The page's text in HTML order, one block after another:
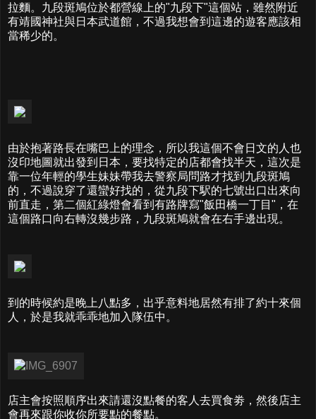
拉麵。九段斑鳩位於都營線上的"九段下"這個站，雖然附近
有靖國神社與日本武道館，不過我想會到這邊的遊客應該相
當稀少的。
由於抱著路長在嘴巴上的理念，所以我這個不會日文的人也
沒印地圖就出發到日本，要找特定的店都會找半天，這次是
靠一位年輕的學生妹妹帶我去警察局問路才找到九段斑鳩
的，不過說穿了還蠻好找的，從九段下駅的七號出口出來向
前直走，第二個紅綠燈會看到有路牌寫"飯田橋一丁目"，在
這個路口向右轉沒幾步路，九段斑鳩就會在右手邊出現。
到的時候約是晚上八點多，出乎意料地居然有排了約十來個
人，於是我就乖乖地加入隊伍中。
店主會按照順序出來請還沒點餐的客人去買食劵，然後店主
會再來跟你收你所要點的餐點。